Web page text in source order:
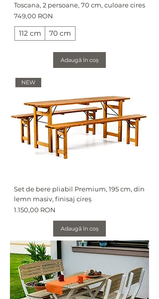
Toscana, 2 persoane, 70 cm, culoare cires
Preț
749,00 RON
112 cm 70 cm
Adaugă în coș
NEW
Set de bere pliabil Premium, 195 cm, din
lemn masiv, finisaj cireș
Preț
1.150,00 RON
Adaugă în coș